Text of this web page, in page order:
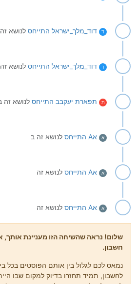
ד דוד_מלך_ישראל התייחס לנושא
ד דוד_מלך_ישראל התייחס לנושא
ת תפארת יעקבב התייחס לנושא זה
א אA התייחס לנושא זה ב
א אA התייחס לנושא זה
א אA התייחס לנושא זה
שלום! נראה שהשיחה הזו מעניינת אותך,
חשבון.
נמאס לכם לגלול בין אותם הפוסטים בכל
לחשבון, תמיד תחזרו בדיוק למקום שבו